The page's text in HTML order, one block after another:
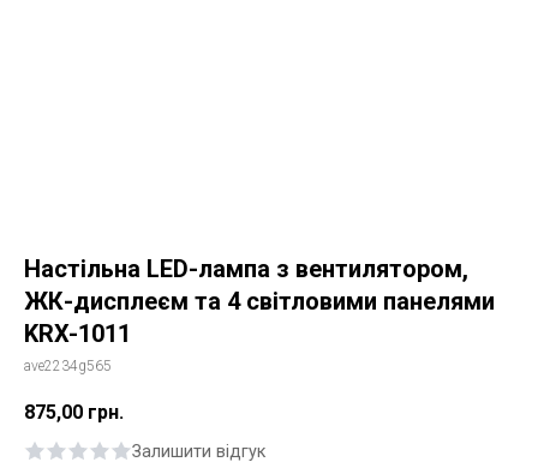
Настільна LED-лампа з вентилятором,
ЖК-дисплеєм та 4 світловими панелями
KRX-1011
ave2234g565
875,00 грн.
Залишити відгук